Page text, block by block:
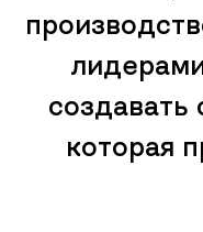
создавать
которая